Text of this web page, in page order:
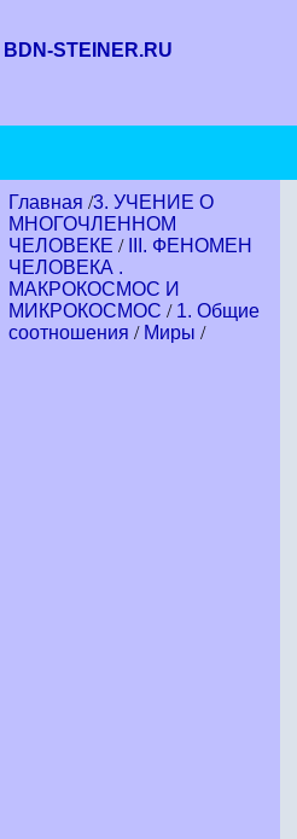
BDN-STEINER.RU
Главная /3. УЧЕНИЕ О
МНОГОЧЛЕННОМ
ЧЕЛОВЕКЕ /
III. ФЕНОМЕН
ЧЕЛОВЕКА .
МАКРОКОСМОС И
МИКРОКОСМОС / 1. Общие
соотношения / Миры /